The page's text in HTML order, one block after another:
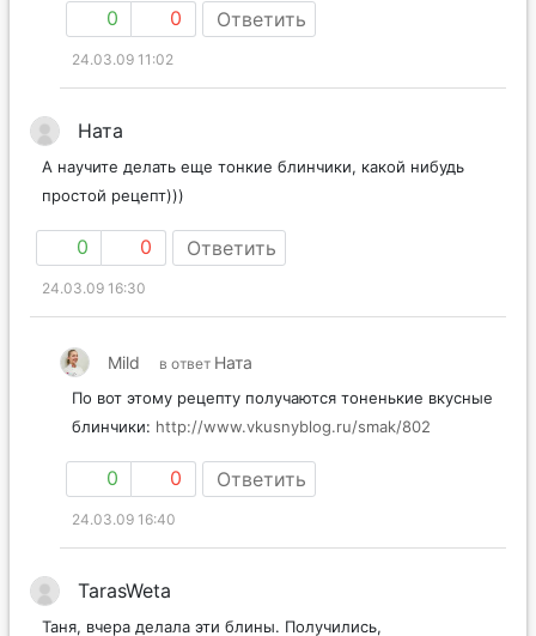
0 0 Ответить
24.03.09 11:02
Ната
А научите делать еще тонкие блинчики, какой нибудь
простой рецепт)))
0 0 Ответить
24.03.09 16:30
Mild в ответ Ната
По вот этому рецепту получаются тоненькие вкусные
блинчики: http://www.vkusnyblog.ru/smak/802
0 0 Ответить
24.03.09 16:40
TarasWeta
Таня, вчера делала эти блины. Получились,